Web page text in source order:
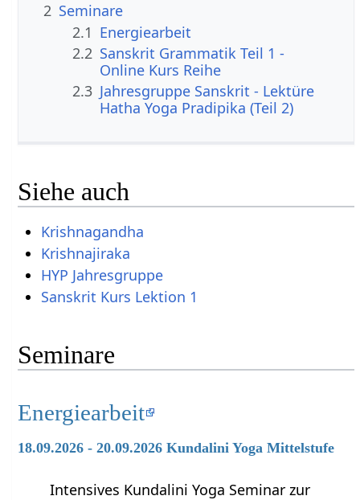
2 Seminare
2.1 Energiearbeit
2.2 Sanskrit Grammatik Teil 1 -
Online Kurs Reihe
2.3 Jahresgruppe Sanskrit - Lektüre
Hatha Yoga Pradipika (Teil 2)
Siehe auch
Krishnagandha
Krishnajiraka
HYP Jahresgruppe
Sanskrit Kurs Lektion 1
Seminare
Energiearbeit
18.09.2026 - 20.09.2026 Kundalini Yoga Mittelstufe
Intensives Kundalini Yoga Seminar zur